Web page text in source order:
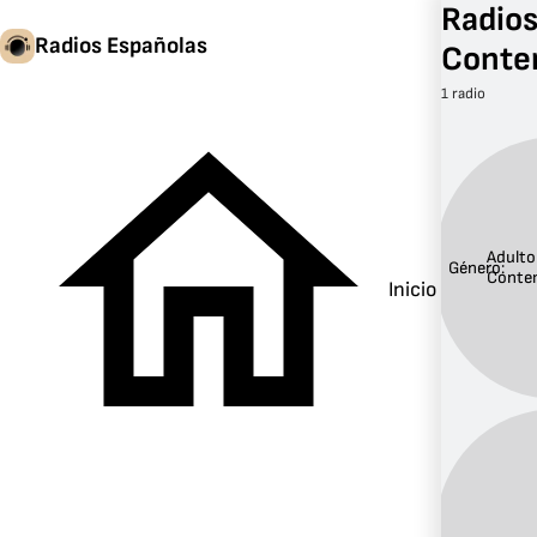
Radios Españolas
Inicio
1 radio
Género:Adulto